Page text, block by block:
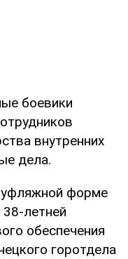
боевики
внутренних
дела.
форме
летней
обеспечения
горотдела